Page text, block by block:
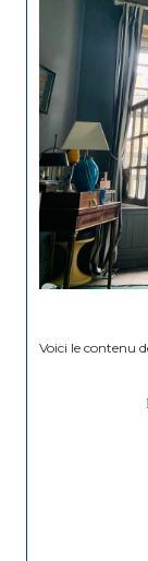
Voici le contenu